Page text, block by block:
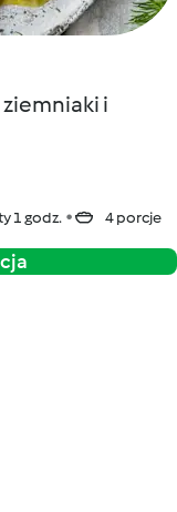
ziemniaki i
1 godz. 4 porcje